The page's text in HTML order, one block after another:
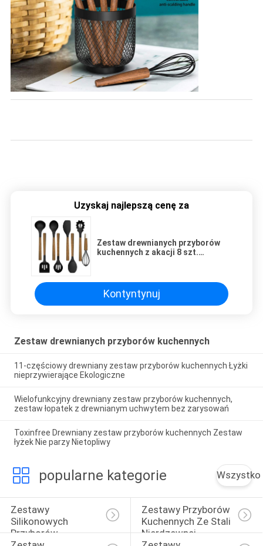
Uzyskaj najlepszą cenę za
Zestaw drewnianych przyborów
kuchennych z akacji 8 szt.
Kontyntynuj
Zestaw drewnianych przyborów kuchennych
11-częściowy drewniany zestaw przyborów kuchennych Łyżki
nieprzywierające Ekologiczne
Wielofunkcyjny drewniany zestaw przyborów kuchennych,
zestaw łopatek z drewnianym uchwytem bez zarysowań
Toxinfree Drewniany zestaw przyborów kuchennych Zestaw
łyżek Nie parzy Nietopliwy
popularne kategorie Wszystko
Zestawy
Silikonowych
Przyborów
Zestawy Przyborów
Kuchennych Ze Stali
Nierdzewnej